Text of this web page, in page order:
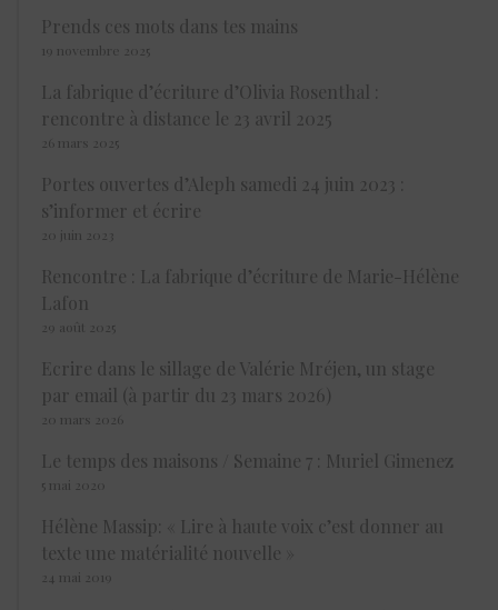
Prends ces mots dans tes mains
19 novembre 2025
La fabrique d’écriture d’Olivia Rosenthal :
rencontre à distance le 23 avril 2025
26 mars 2025
Portes ouvertes d’Aleph samedi 24 juin 2023 :
s’informer et écrire
20 juin 2023
Rencontre : La fabrique d’écriture de Marie-Hélène
Lafon
29 août 2025
Ecrire dans le sillage de Valérie Mréjen, un stage
par email (à partir du 23 mars 2026)
20 mars 2026
Le temps des maisons / Semaine 7 : Muriel Gimenez
5 mai 2020
Hélène Massip: « Lire à haute voix c’est donner au
texte une matérialité nouvelle »
24 mai 2019